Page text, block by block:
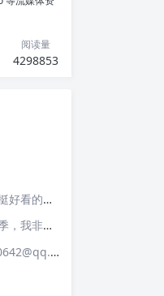
阅读量
4298853
季，这个剧情拍个四季应该是没有问题的，期待
欢这部剧